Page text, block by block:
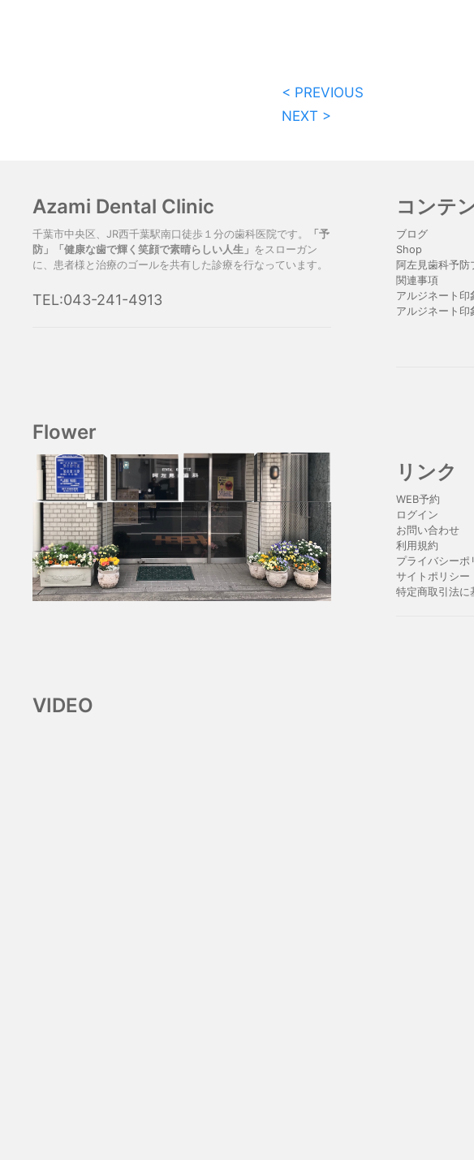
< PREVIOUS
NEXT >
Azami Dental Clinic
千葉市中央区、JR西千葉駅南口徒歩１分の歯科医院です。
「予
防」「健康な歯で輝く笑顔で素晴らしい人生」 をスローガン
に、患者様と治療のゴールを共有した診療を行なっています。
TEL:043-241-4913
Flower
VIDEO
コンテ
ブログ
Shop
阿左見歯科予防
関連事項
アルジネート印
アルジネート印
リンク
WEB予約
ログイン
お問い合わせ
利用規約
プライバシーポ
サイトポリシー
特定商取引法に